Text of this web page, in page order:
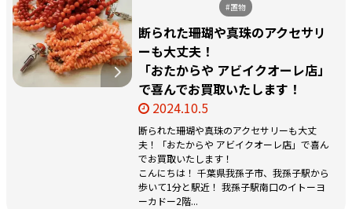
#置物
断られた珊瑚や真珠のアクセサリ
ーも大丈夫！
「おたからや アビイクオーレ店」
で喜んでお買取いたします！
2024.10.5
断られた珊瑚や真珠のアクセサリーも大丈
夫！「おたからや アビイクオーレ店」で喜ん
でお買取いたします！
こんにちは！ 千葉県我孫子市、我孫子駅から
歩いて1分と駅近！ 我孫子駅南口のイトーヨ
ーカドー2階...